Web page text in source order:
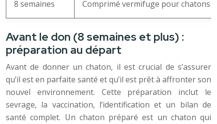
8 semaines Comprimé vermifuge pour chatons
Avant le don (8 semaines et plus) :
préparation au départ
Avant de donner un chaton, il est crucial de s’assurer
qu’il est en parfaite santé et qu’il est prêt à affronter son
nouvel environnement. Cette préparation inclut le
sevrage, la vaccination, l’identification et un bilan de
santé complet. Un chaton préparé est un chaton qui